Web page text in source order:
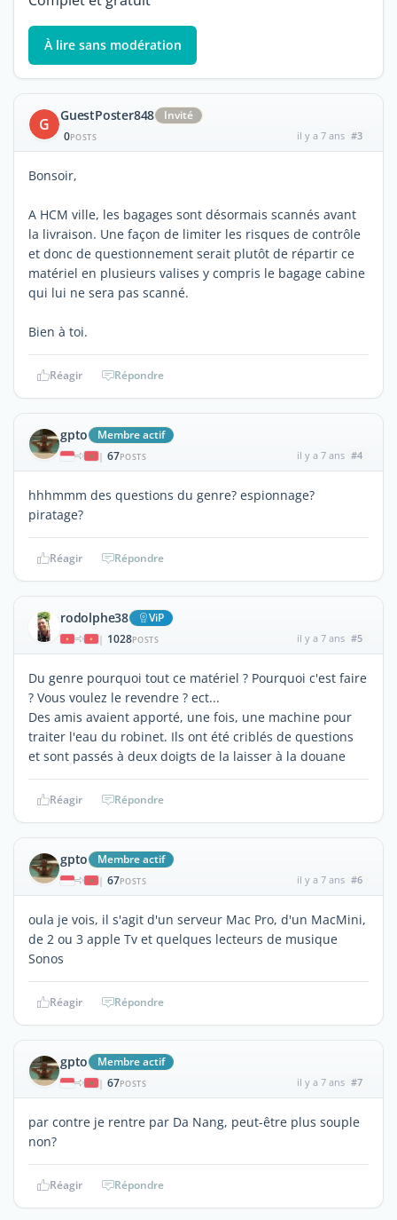
À lire sans modération
G GuestPoster848
Invité
0POSTS il y a 7 ans #3
Bonsoir,
A HCM ville, les bagages sont désormais scannés avant
la livraison. Une façon de limiter les risques de contrôle
et donc de questionnement serait plutôt de répartir ce
matériel en plusieurs valises y compris le bagage cabine
qui lui ne sera pas scanné.
Bien à toi.
Réagir Répondre
gpto Membre actif
| 67POSTS il y a 7 ans #4
hhhmmm des questions du genre? espionnage?
piratage?
Réagir Répondre
rodolphe38 ViP
| 1028POSTS il y a 7 ans #5
Du genre pourquoi tout ce matériel ? Pourquoi c'est faire
? Vous voulez le revendre ? ect...
Des amis avaient apporté, une fois, une machine pour
traiter l'eau du robinet. Ils ont été criblés de questions
et sont passés à deux doigts de la laisser à la douane
Réagir Répondre
gpto Membre actif
| 67POSTS il y a 7 ans #6
oula je vois, il s'agit d'un serveur Mac Pro, d'un MacMini,
de 2 ou 3 apple Tv et quelques lecteurs de musique
Sonos
Réagir Répondre
gpto Membre actif
| 67POSTS il y a 7 ans #7
par contre je rentre par Da Nang, peut-être plus souple
non?
Réagir Répondre